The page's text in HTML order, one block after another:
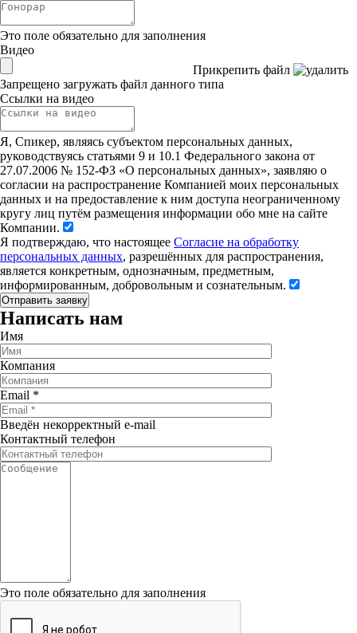
Это поле обязательно для заполнения
Видео
Прикрепить файл
Запрещено загружать файл данного типа
Ссылки на видео
Я, Спикер, являясь субъектом персональных данных,
руководствуясь статьями 9 и 10.1 Федерального закона от
27.07.2006 № 152-ФЗ «О персональных данных», заявляю о
согласии на распространение Компанией моих персональных
данных и на предоставление к ним доступа неограниченному
кругу лиц путём размещения информации обо мне на сайте
Компании.
Я подтверждаю, что настоящее Согласие на обработку
персональных данных, разрешённых для распространения,
является конкретным, однозначным, предметным,
информированным, добровольным и сознательным.
Написать нам
Имя
Компания
Email *
Введён некорректный e-mail
Контактный телефон
Это поле обязательно для заполнения